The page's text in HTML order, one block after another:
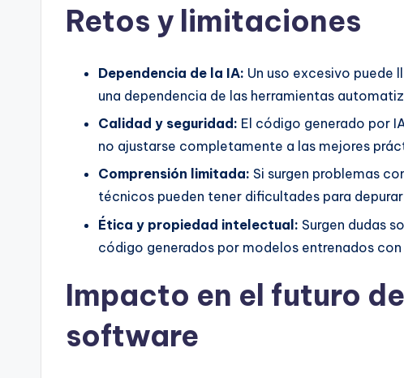
Retos y limitaciones
Dependencia de la IA: Un uso excesivo puede
una dependencia de las herramientas
Calidad y seguridad: El código generado por
no ajustarse completamente a las mejores
Comprensión limitada: Si surgen problemas
técnicos pueden tener dificultades para
Ética y propiedad intelectual: Surgen dudas
código generados por modelos entrenados
Impacto en el futuro
software